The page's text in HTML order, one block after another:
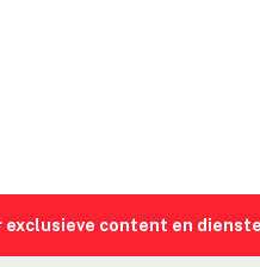
exclusieve content en